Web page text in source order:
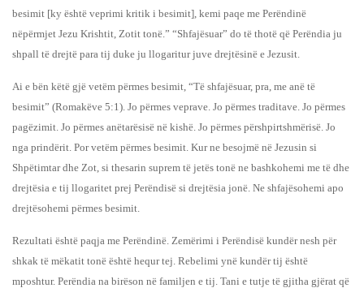
besimit [ky është veprimi kritik i besimit], kemi paqe me Perëndinë
nëpërmjet Jezu Krishtit, Zotit tonë.” “Shfajësuar” do të thotë që Perëndia ju
shpall të drejtë para tij duke ju llogaritur juve drejtësinë e Jezusit.
Ai e bën këtë gjë vetëm përmes besimit, “Të shfajësuar, pra, me anë të
besimit” (Romakëve 5:1). Jo përmes veprave. Jo përmes traditave. Jo përmes
pagëzimit. Jo përmes anëtarësisë në kishë. Jo përmes përshpirtshmërisë. Jo
nga prindërit. Por vetëm përmes besimit. Kur ne besojmë në Jezusin si
Shpëtimtar dhe Zot, si thesarin suprem të jetës tonë ne bashkohemi me të dhe
drejtësia e tij llogaritet prej Perëndisë si drejtësia jonë. Ne shfajësohemi apo
drejtësohemi përmes besimit.
Rezultati është paqja me Perëndinë. Zemërimi i Perëndisë kundër nesh për
shkak të mëkatit tonë është hequr tej. Rebelimi ynë kundër tij është
mposhtur. Perëndia na birëson në familjen e tij. Tani e tutje të gjitha gjërat që